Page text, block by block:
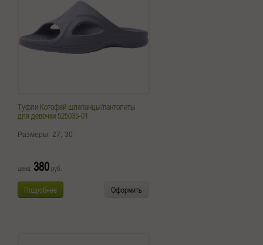
Туфли Котофей шлепанцы/пантолеты
для девочки 525035-01
Размеры: 27; 30
цена: 380 руб.
Подробнее Оформить